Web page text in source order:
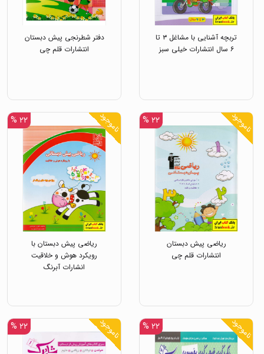
تربچه آشنایی با مشاغل ۳ تا
۶ سال انتشارات خیلی سبز
دفتر شطرنجی پیش دبستان
انتشارات قلم چی
ناموجود ۲۲ %
ریاضی پیش دبستان
انتشارات قلم چی
ناموجود ۲۲ %
ریاضی پیش دبستان با
رویکرد هوش و خلاقیت
انشارات آبرنگ
ناموجود ۲۲ % ناموجود ۲۲ %